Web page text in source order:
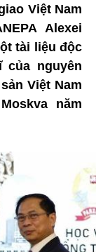
Việt Nam
Alexei
tài liệu độc
của nguyên
Việt Nam
năm